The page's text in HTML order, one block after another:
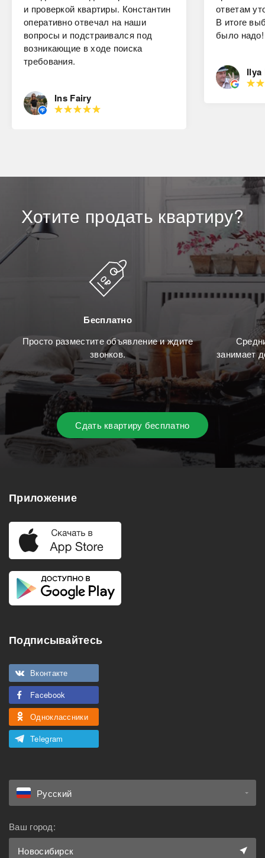
и проверкой квартиры. Константин
оперативно отвечал на наши
вопросы и подстраивался под
возникающие в ходе поиска
требования.
Ins Fairy
ответам
В итоге
было надо!
Ilya
Хотите продать квартиру?
Бесплатно
Просто разместите объявление и ждите
звонков.
занимает
Сдать квартиру бесплатно
Приложение
Подписывайтесь
Вконтакте
Facebook
Одноклассники
Telegram
Русский
Ваш город:
Новосибирск